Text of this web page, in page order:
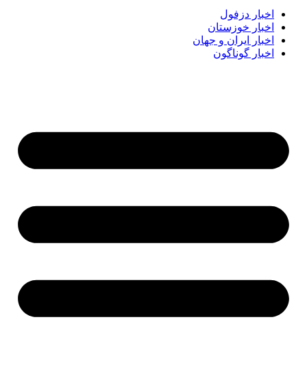
اخبار دزفول
اخبار خوزستان
اخبار ایران و جهان
اخبار گوناگون